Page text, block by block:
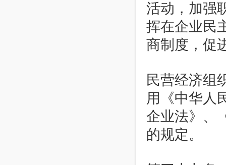
活动，加强
挥在企业民
商制度，促
民营经济组
用《中华人
企业法》、
的规定。